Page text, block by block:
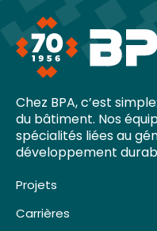
Chez BPA, c’est
du bâtiment. Nos
spécialités liées au
développement
Projets
Carrières